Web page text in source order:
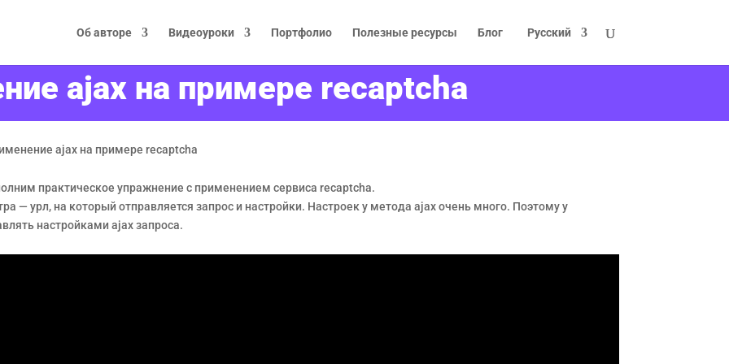
Об авторе Видеоуроки Портфолио Полезные ресурсы Блог Русский
ajax на примере recaptcha
ajax на примере recaptcha
практическое упражнение с применением сервиса recaptcha.
— урл, на который отправляется запрос и настройки. Настроек у метода ajax очень много. Поэтому у
настройками ajax запроса.